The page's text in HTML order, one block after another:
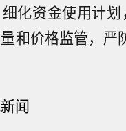
化资金使用计
和价格监管，严
闻
法国CAC40指数涨